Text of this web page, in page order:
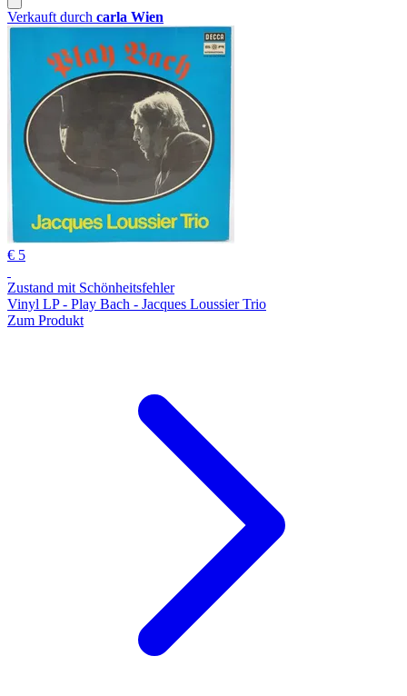
Verkauft durch carla Wien
€ 5
Zustand mit Schönheitsfehler
Vinyl LP - Play Bach - Jacques Loussier Trio
Zum Produkt